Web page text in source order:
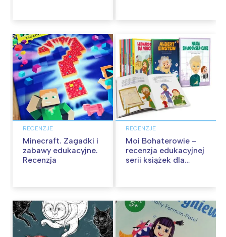
RECENZJE
Minecraft. Zagadki i
zabawy edukacyjne.
Recenzja
RECENZJE
Moi Bohaterowie –
recenzja edukacyjnej
serii książek dla